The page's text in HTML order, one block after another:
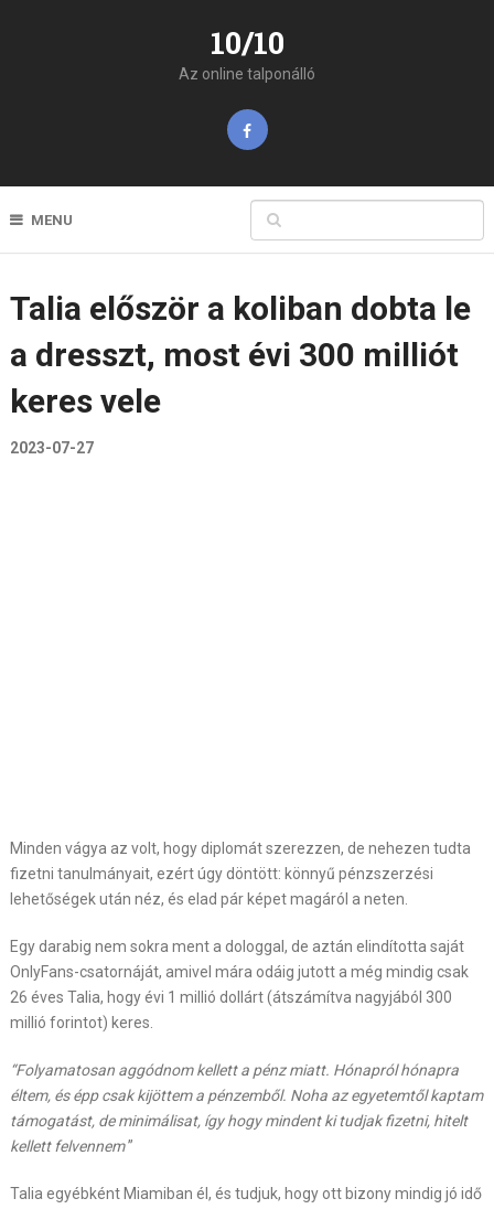
10/10
Az online talponálló
MENU
Talia először a koliban dobta le
a dresszt, most évi 300 milliót
keres vele
2023-07-27
Minden vágya az volt, hogy diplomát szerezzen, de nehezen tudta
fizetni tanulmányait, ezért úgy döntött: könnyű pénzszerzési
lehetőségek után néz, és elad pár képet magáról a neten.
Egy darabig nem sokra ment a dologgal, de aztán elindította saját
OnlyFans-csatornáját, amivel mára odáig jutott a még mindig csak
26 éves Talia, hogy évi 1 millió dollárt (átszámítva nagyjából 300
millió forintot) keres.
“Folyamatosan aggódnom kellett a pénz miatt. Hónapról hónapra
éltem, és épp csak kijöttem a pénzemből. Noha az egyetemtől kaptam
támogatást, de minimálisat, így hogy mindent ki tudjak fizetni, hitelt
kellett felvennem”
Talia egyébként Miamiban él, és tudjuk, hogy ott bizony mindig jó idő